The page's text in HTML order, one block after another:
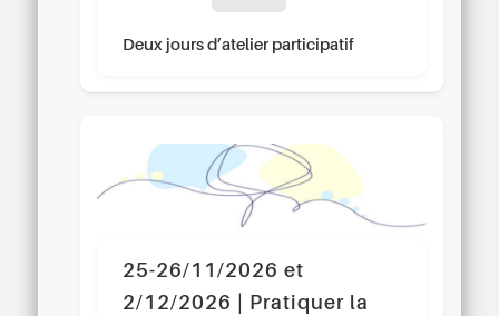
Deux jours d’atelier participatif
25-26/11/2026 et
2/12/2026 | Pratiquer la